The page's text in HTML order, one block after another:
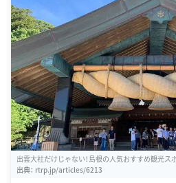
出雲大社だけじゃない！島根の人気おすすめ観光ス
出典： rtrp.jp/articles/6213